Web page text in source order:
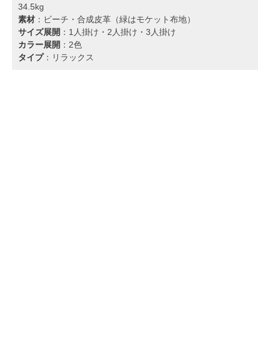
34.5kg
素材 ：ビーチ・合成皮革（緑はモケット布地）
サイズ展開 ：1人掛け・2人掛け・3人掛け
カラー展開 ：2色
タイプ：リラックス